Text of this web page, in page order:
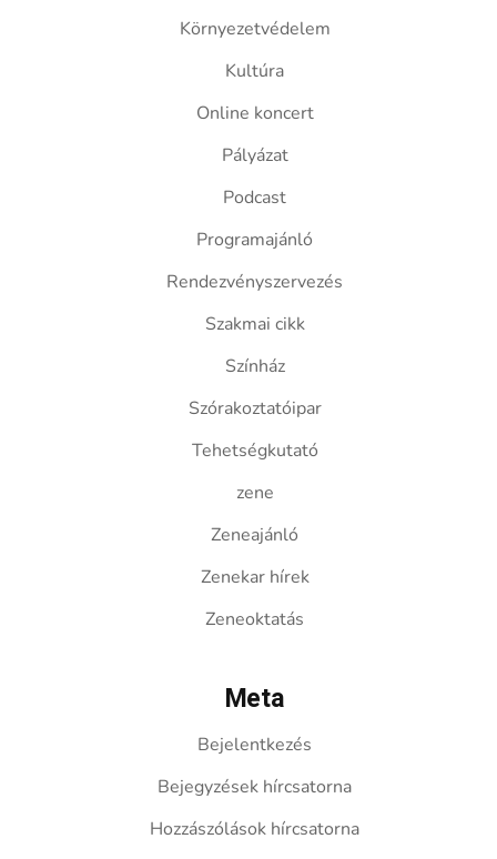
Környezetvédelem
Kultúra
Online koncert
Pályázat
Podcast
Programajánló
Rendezvényszervezés
Szakmai cikk
Színház
Szórakoztatóipar
Tehetségkutató
zene
Zeneajánló
Zenekar hírek
Zeneoktatás
Meta
Bejelentkezés
Bejegyzések hírcsatorna
Hozzászólások hírcsatorna